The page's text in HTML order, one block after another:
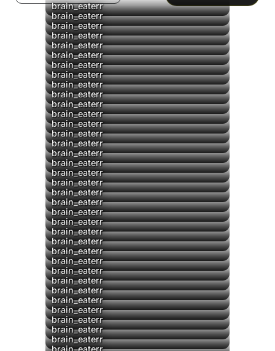
brain_eaterr
brain_eaterr
brain_eaterr
brain_eaterr
brain_eaterr
brain_eaterr
brain_eaterr
▶
brain_eaterr
▶
brain_eaterr
▶
brain_eaterr
brain_eaterr
brain_eaterr
brain_eaterr
brain_eaterr
brain_eaterr
brain_eaterr
brain_eaterr
brain_eaterr
brain_eaterr
brain_eaterr
brain_eaterr
brain_eaterr
brain_eaterr
brain_eaterr
brain_eaterr
▶
brain_eaterr
brain_eaterr
brain_eaterr
brain_eaterr
▶
brain_eaterr
brain_eaterr
▶
brain_eaterr
▶
brain_eaterr
brain_eaterr
brain_eaterr
brain_eaterr